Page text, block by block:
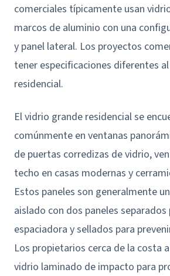
comerciales típicamente usan
marcos de aluminio con una
y panel lateral. Los proyectos
tener especificaciones diferentes al
residencial.
El vidrio grande residencial se
comúnmente en ventanas
de puertas corredizas de vidrio,
techo en casas modernas y
Estos paneles son generalmente
aislado con dos paneles separados
espaciadora y sellados para
Los propietarios cerca de la costa a
vidrio laminado de impacto para